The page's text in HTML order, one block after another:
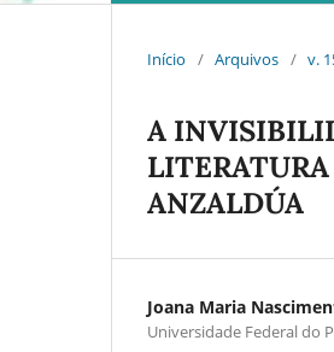
Início / Arquivos / v.
A
ANZALDÚA
Joana Maria
Universidade Federal do